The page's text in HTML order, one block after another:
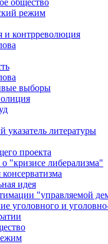
общество
режим
и контрреволюция
выборы
литературы
проекта
"кризисе либерализма"
идея
"управляемой
уголовного и